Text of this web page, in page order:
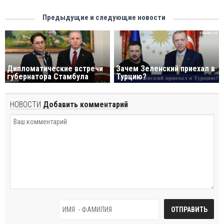
Предыдущие и следующие новости
Дипломатические встречи
губернатора Стамбула
Зачем Зеленский приехал в
Турцию?
НОВОСТИ Добавить комментарий